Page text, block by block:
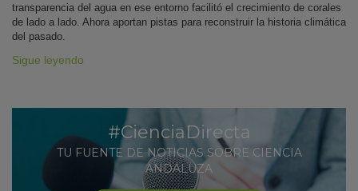
transparencia del agua en ese entorno facilitó el crecimiento de corales
de lado a lado. Ahora aportan pistas para reconstruir la historia climática
del pasado.
Sigue leyendo
#CienciaDirecta
TU FUENTE DE NOTICIAS SOBRE CIENCIA
ANDALUZA